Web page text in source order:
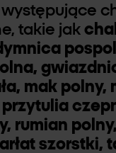
takie jak
mak polny,
przytulia
rumian
szorstki,